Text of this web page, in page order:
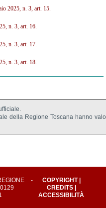
2025, n. 3, art. 15.
n. 3, art. 16.
n. 3, art. 17.
n. 3, art. 18.
della Regione Toscana hanno
- COPYRIGHT|
CREDITS|
ACCESSIBILITÀ